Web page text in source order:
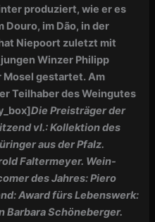
produziert, wie er es
Douro, im Dão, in der
Niepoort zuletzt mit
Winzer Philipp
Mosel gestartet. Am
Teilhaber des Weingutes
Die Preisträger der
vl.: Kollektion des
aus der Pfalz.
Faltermeyer. Wein-
des Jahres: Piero
Award fürs Lebenswerk:
Barbara Schöneberger.